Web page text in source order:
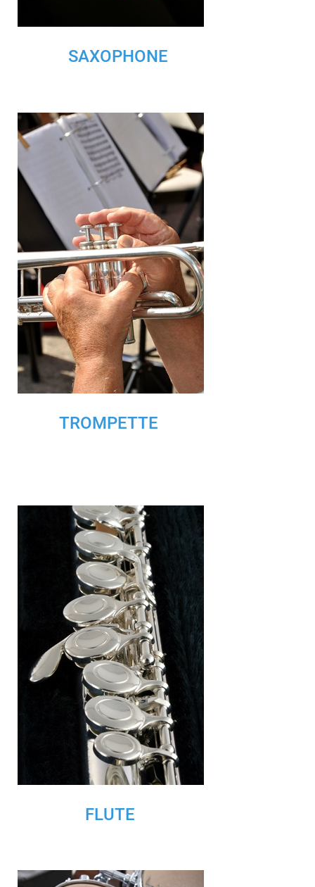
SAXOPHONE
TROMPETTE
FLUTE